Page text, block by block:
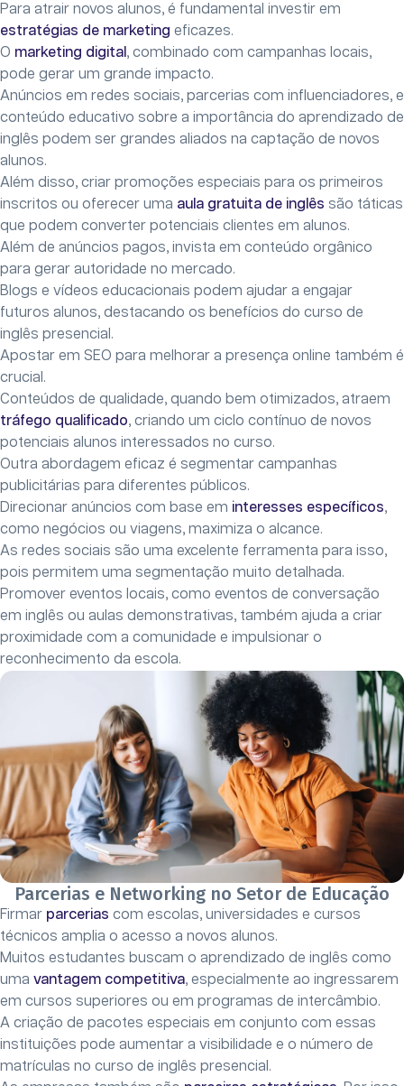
Para atrair novos alunos, é fundamental investir em
estratégias de marketing eficazes.
O marketing digital , combinado com campanhas locais,
pode gerar um grande impacto.
Anúncios em redes sociais, parcerias com influenciadores, e
conteúdo educativo sobre a importância do aprendizado de
inglês podem ser grandes aliados na captação de novos
alunos.
Além disso, criar promoções especiais para os primeiros
inscritos ou oferecer uma aula gratuita de inglês são táticas
que podem converter potenciais clientes em alunos.
Além de anúncios pagos, invista em conteúdo orgânico
para gerar autoridade no mercado.
Blogs e vídeos educacionais podem ajudar a engajar
futuros alunos, destacando os benefícios do curso de
inglês presencial.
Apostar em SEO para melhorar a presença online também é
crucial.
Conteúdos de qualidade, quando bem otimizados, atraem
tráfego qualificado, criando um ciclo contínuo de novos
potenciais alunos interessados no curso.
Outra abordagem eficaz é segmentar campanhas
publicitárias para diferentes públicos.
Direcionar anúncios com base em interesses específicos,
como negócios ou viagens, maximiza o alcance.
As redes sociais são uma excelente ferramenta para isso,
pois permitem uma segmentação muito detalhada.
Promover eventos locais, como eventos de conversação
em inglês ou aulas demonstrativas, também ajuda a criar
proximidade com a comunidade e impulsionar o
reconhecimento da escola.
Parcerias e Networking no Setor de Educação
Firmar parcerias com escolas, universidades e cursos
técnicos amplia o acesso a novos alunos.
Muitos estudantes buscam o aprendizado de inglês como
uma vantagem competitiva, especialmente ao ingressarem
em cursos superiores ou em programas de intercâmbio.
A criação de pacotes especiais em conjunto com essas
instituições pode aumentar a visibilidade e o número de
matrículas no curso de inglês presencial.